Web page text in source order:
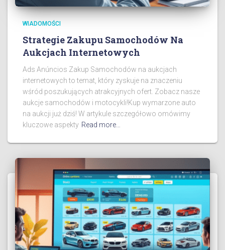
WIADOMOŚCI
Strategie Zakupu Samochodów Na
Aukcjach Internetowych
Ads Anúncios Zakup Samochodów na aukcjach
internetowych to temat, który zyskuje na znaczeniu
wśród poszukujących atrakcyjnych ofert. Zobacz nasze
aukcje samochodów i motocykli!Kup wymarzone auto
na aukcji już dziś! W artykule szczegółowo omówimy
kluczowe aspekty Read more…